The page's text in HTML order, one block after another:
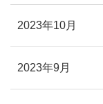
2023年10月
2023年9月